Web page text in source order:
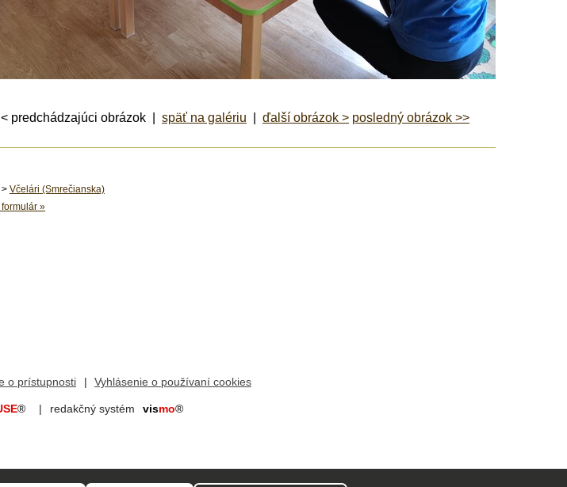
predchádzajúci obrázok | späť na galériu ďalší obrázok > posledný obrázok >>
> Včelári (Smrečianska)
»
o prístupnosti Vyhlásenie o používaní cookies
® redakčný systém vismo®